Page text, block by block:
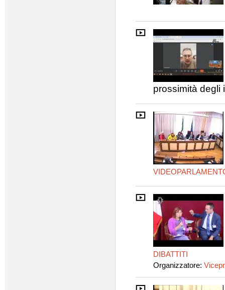
prossimità degli
DIBATTITI
Organizzatore: